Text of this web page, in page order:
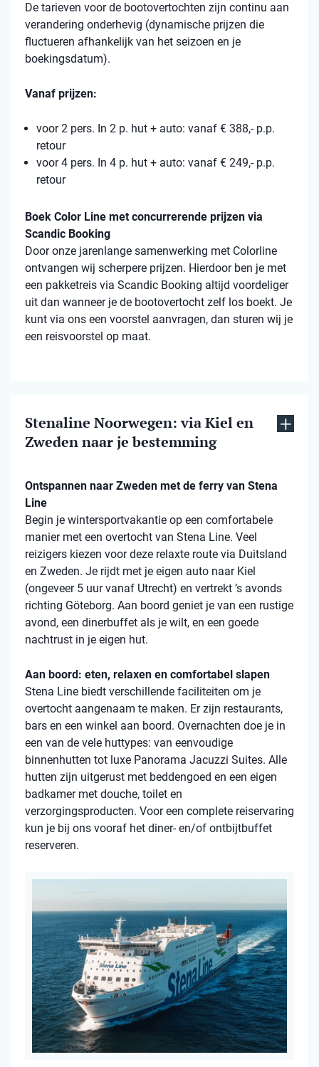
De tarieven voor de bootovertochten zijn continu aan
verandering onderhevig (dynamische prijzen die
fluctueren afhankelijk van het seizoen en je
boekingsdatum).
Vanaf prijzen:
voor 2 pers. In 2 p. hut + auto: vanaf € 388,- p.p.
retour
voor 4 pers. In 4 p. hut + auto: vanaf € 249,- p.p.
retour
Boek Color Line met concurrerende prijzen via
Scandic Booking
Door onze jarenlange samenwerking met Colorline
ontvangen wij scherpere prijzen. Hierdoor ben je met
een pakketreis via Scandic Booking altijd voordeliger
uit dan wanneer je de bootovertocht zelf los boekt. Je
kunt via ons een voorstel aanvragen, dan sturen wij je
een reisvoorstel op maat.
Stenaline Noorwegen: via Kiel en
Zweden naar je bestemming
Ontspannen naar Zweden met de ferry van Stena
Line
Begin je wintersportvakantie op een comfortabele
manier met een overtocht van Stena Line. Veel
reizigers kiezen voor deze relaxte route via Duitsland
en Zweden. Je rijdt met je eigen auto naar Kiel
(ongeveer 5 uur vanaf Utrecht) en vertrekt ’s avonds
richting Göteborg. Aan boord geniet je van een rustige
avond, een dinerbuffet als je wilt, en een goede
nachtrust in je eigen hut.
Aan boord: eten, relaxen en comfortabel slapen
Stena Line biedt verschillende faciliteiten om je
overtocht aangenaam te maken. Er zijn restaurants,
bars en een winkel aan boord. Overnachten doe je in
een van de vele huttypes: van eenvoudige
binnenhutten tot luxe Panorama Jacuzzi Suites. Alle
hutten zijn uitgerust met beddengoed en een eigen
badkamer met douche, toilet en
verzorgingsproducten. Voor een complete reiservaring
kun je bij ons vooraf het diner- en/of ontbijtbuffet
reserveren.